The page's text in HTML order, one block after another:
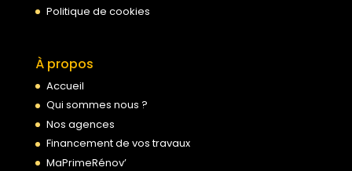
Politique de cookies
À propos
Accueil
Qui sommes nous ?
Nos agences
Financement de vos travaux
MaPrimeRénov’